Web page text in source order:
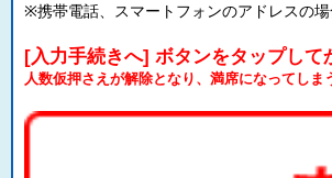
※携帯電話、スマートフォンのアドレスの
[入力手続きへ] ボタンをタップして
人数仮押さえが解除となり、満席になってしま